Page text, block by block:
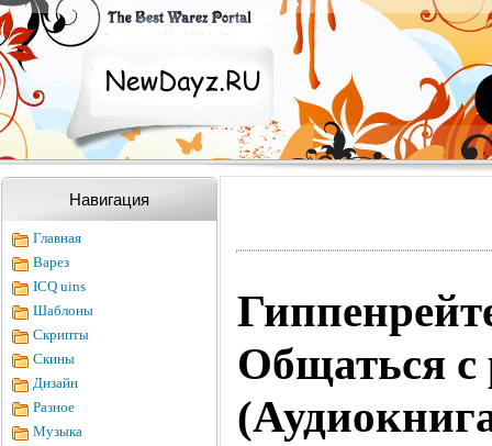
Навигация
Главная
Варез
ICQ uins
Шаблоны
Скрипты
Скины
Дизайн
Разное
Музыка
Общаться с